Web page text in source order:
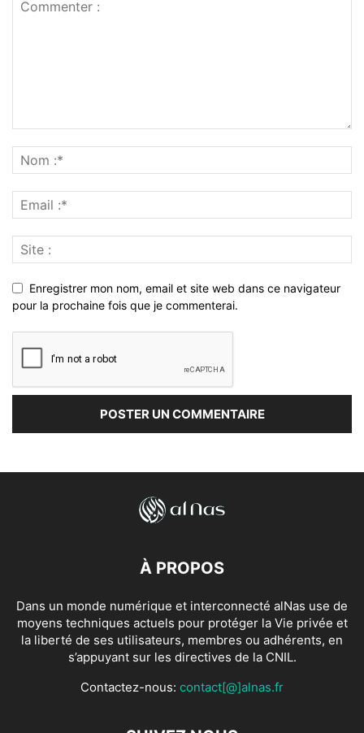
Enregistrer mon nom, email et site web dans ce navigateur
pour la prochaine fois que je commenterai.
À PROPOS
Dans un monde numérique et interconnecté alNas use de
moyens techniques actuels pour protéger la Vie privée et
la liberté de ses utilisateurs, membres ou adhérents, en
s’appuyant sur les directives de la CNIL.
Contactez-nous: contact[@]alnas.fr